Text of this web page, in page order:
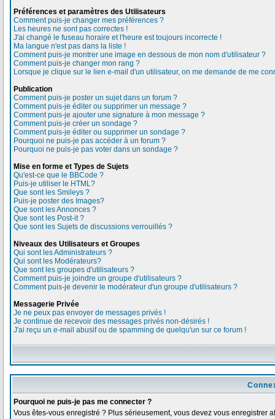
Préférences et paramètres des Utilisateurs
Comment puis-je changer mes préférences ?
Les heures ne sont pas correctes !
J'ai changé le fuseau horaire et l'heure est toujours incorrecte !
Ma langue n'est pas dans la liste !
Comment puis-je montrer une image en dessous de mon nom d'utilisateur ?
Comment puis-je changer mon rang ?
Lorsque je clique sur le lien e-mail d'un utilisateur, on me demande de me
Publication
Comment puis-je poster un sujet dans un forum ?
Comment puis-je éditer ou supprimer un message ?
Comment puis-je ajouter une signature à mon message ?
Comment puis-je créer un sondage ?
Comment puis-je éditer ou supprimer un sondage ?
Pourquoi ne puis-je pas accéder à un forum ?
Pourquoi ne puis-je pas voter dans un sondage ?
Mise en forme et Types de Sujets
Qu'est-ce que le BBCode ?
Puis-je utiliser le HTML?
Que sont les Smileys ?
Puis-je poster des Images?
Que sont les Annonces ?
Que sont les Post-it ?
Que sont les Sujets de discussions verrouillés ?
Niveaux des Utilisateurs et Groupes
Qui sont les Administrateurs ?
Qui sont les Modérateurs?
Que sont les groupes d'utilisateurs ?
Comment puis-je joindre un groupe d'utilisateurs ?
Comment puis-je devenir le modérateur d'un groupe d'utilisateurs ?
Messagerie Privée
Je ne peux pas envoyer de messages privés !
Je continue de recevoir des messages privés non-désirés !
J'ai reçu un e-mail abusif ou de spamming de quelqu'un sur ce forum !
Pourquoi ne puis-je pas me connecter ?
Vous êtes-vous enregistré ? Plus sérieusement, vous devez vous enregistrer